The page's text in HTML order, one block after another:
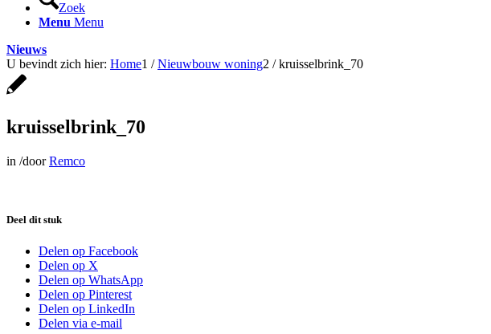
Zoek
Menu Menu
Nieuws
U bevindt zich hier: Home1 / Nieuwbouw woning2 / kruisselbrink_70
kruisselbrink_70
in /doorRemco
Deel dit stuk
Delen op Facebook
Delen op X
Delen op WhatsApp
Delen op Pinterest
Delen op LinkedIn
Delen via e-mail